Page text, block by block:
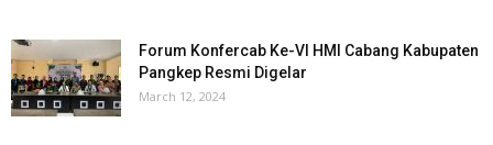
Forum Konfercab Ke-VI HMI Cabang Kabupaten
Pangkep Resmi Digelar
March 12, 2024